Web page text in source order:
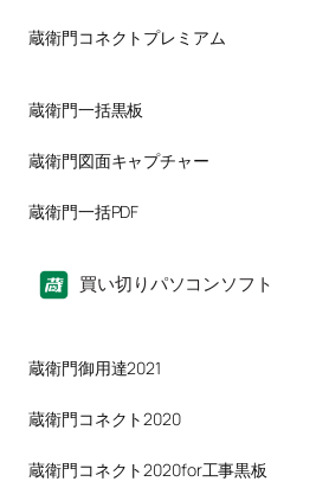
蔵衛門コネクトプレミアム
蔵衛門一括黒板
蔵衛門図面キャプチャー
蔵衛門一括PDF
買い切りパソコンソフト
蔵衛門御用達2021
蔵衛門コネクト2020
蔵衛門コネクト2020for工事黒板